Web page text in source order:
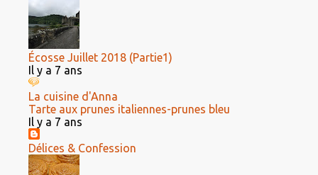
Écosse Juillet 2018 (Partie1)
Il y a 7 ans
La cuisine d'Anna
Tarte aux prunes italiennes-prunes bleu
Il y a 7 ans
Délices & Confession